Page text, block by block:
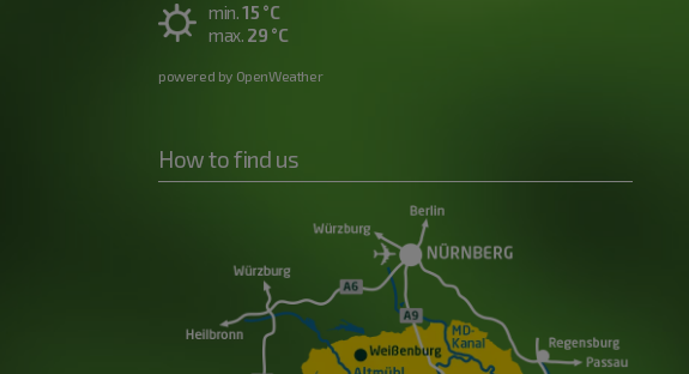
min. 15 °C
max. 29 °C
powered by OpenWeather
How to find us